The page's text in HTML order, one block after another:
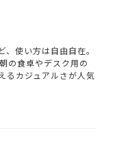
使い方は自由自在。
の食卓やデスク用の
るカジュアルさが人気